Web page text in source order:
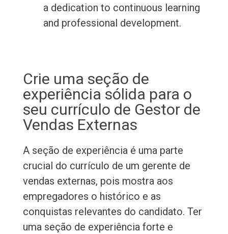
a dedication to continuous learning
and professional development.
Crie uma seção de
experiência sólida para o
seu currículo de Gestor de
Vendas Externas
A seção de experiência é uma parte
crucial do currículo de um gerente de
vendas externas, pois mostra aos
empregadores o histórico e as
conquistas relevantes do candidato. Ter
uma seção de experiência forte e